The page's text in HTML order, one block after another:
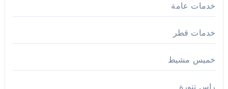
خدمات عامة
خدمات قطر
خميس مشيط
راس تنورة